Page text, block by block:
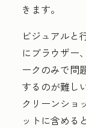
きます。
ビジュアルと
にブラウザー
ークのみで問
するのが難し
クリーンショ
ットに含める